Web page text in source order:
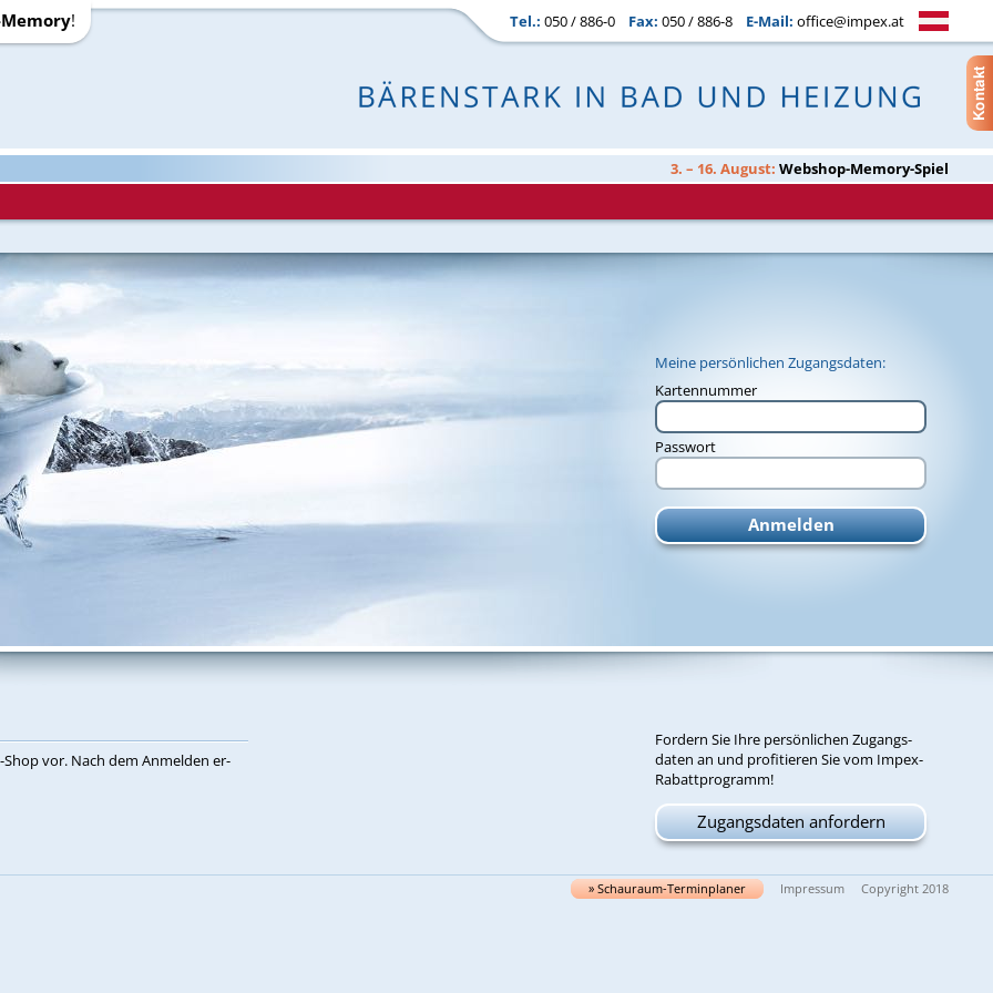
Tel.: 050 / 886-0 Fax: 050 / 886-8 E-Mail: office@impex.at
!
3. – 16. August: Webshop-Memory-Spiel
Meine persönlichen Zugangsdaten:
Kartennummer
Passwort
For­dern Sie Ih­re per­sön­li­chen Zu­gangs­
da­ten an und pro­fi­tie­ren Sie vom Im­pex-
Ra­batt­pro­gramm!
Zugangsdaten anfordern
vor. Nach dem An­mel­den er­
» Schau­raum-Ter­min­pla­ner Impressum Copyright 2018